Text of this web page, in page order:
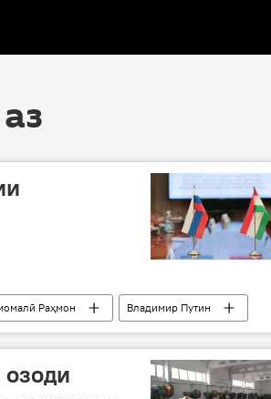
Раҳмон
Владимир Путин